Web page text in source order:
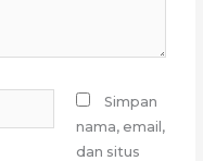
Simpan
nama, email,
dan situs